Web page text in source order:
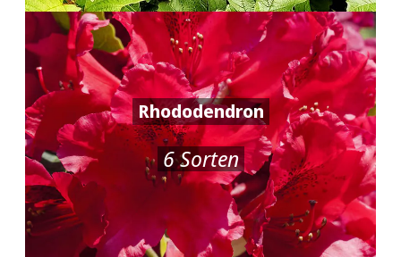
Rhododendron
6 Sorten